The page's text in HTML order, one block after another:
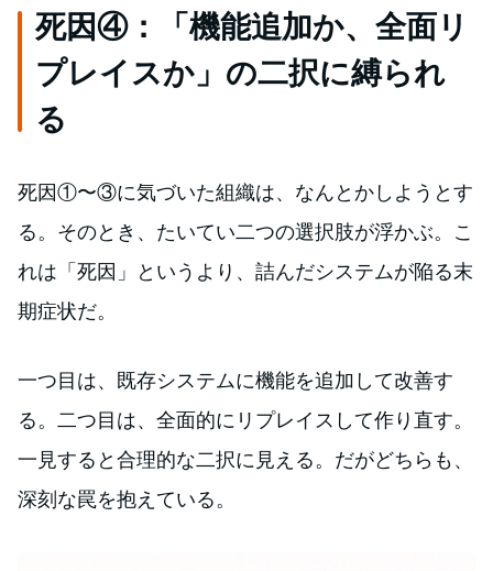
死因④：「機能追加か、全面リ
プレイスか」の二択に縛られ
る
死因①〜③に気づいた組織は、なんとかしようとす
る。そのとき、たいてい二つの選択肢が浮かぶ。こ
れは「死因」というより、詰んだシステムが陥る末
期症状だ。
一つ目は、既存システムに機能を追加して改善す
る。二つ目は、全面的にリプレイスして作り直す。
一見すると合理的な二択に見える。だがどちらも、
深刻な罠を抱えている。